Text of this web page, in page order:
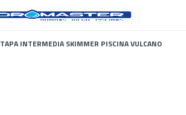
TAPA INTERMEDIA SKIMMER PISCINA VULCANO